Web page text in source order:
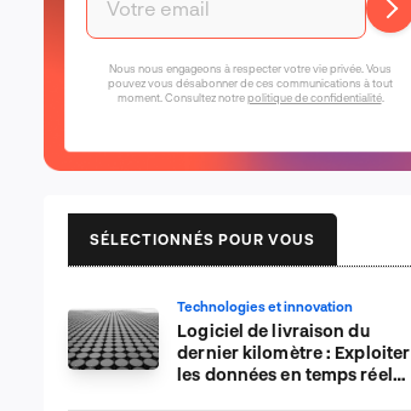
Nous nous engageons à respecter votre vie privée. Vous
pouvez vous désabonner de ces communications à tout
moment. Consultez notrepolitique de confidentialité.
SÉLECTIONNÉS POUR VOUS
Technologies et innovation
Logiciel de livraison du
dernier kilomètre : Exploiter
les données en temps réel